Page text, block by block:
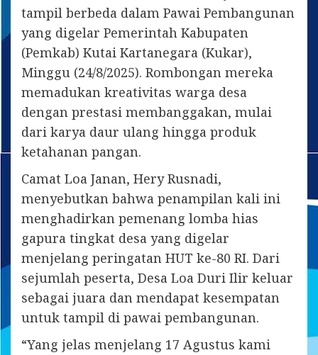
tampil berbeda dalam Pawai Pembangunan
yang digelar Pemerintah Kabupaten
(Pemkab) Kutai Kartanegara (Kukar),
Minggu (24/8/2025). Rombongan mereka
memadukan kreativitas warga desa
dengan prestasi membanggakan, mulai
dari karya daur ulang hingga produk
ketahanan pangan.
Camat Loa Janan, Hery Rusnadi,
menyebutkan bahwa penampilan kali ini
menghadirkan pemenang lomba hias
gapura tingkat desa yang digelar
menjelang peringatan HUT ke-80 RI. Dari
sejumlah peserta, Desa Loa Duri Ilir keluar
sebagai juara dan mendapat kesempatan
untuk tampil di pawai pembangunan.
“Yang jelas menjelang 17 Agustus kami